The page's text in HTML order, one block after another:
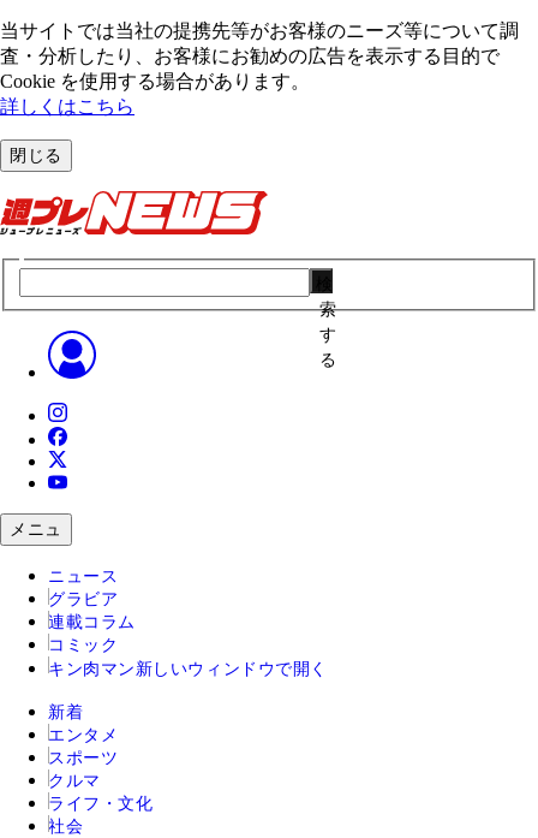
当サイトでは当社の提携先等がお客様のニーズ等について調
査・分析したり、お客様にお勧めの広告を表⽰する⽬的で
Cookie を使⽤する場合があります。
詳しくはこちら
閉じる
索
す
る
メニュ
ニュース
グラビア
連載コラム
コミック
キン肉マン 新しいウィンドウで開く
新着
エンタメ
スポーツ
クルマ
ライフ・文化
社会